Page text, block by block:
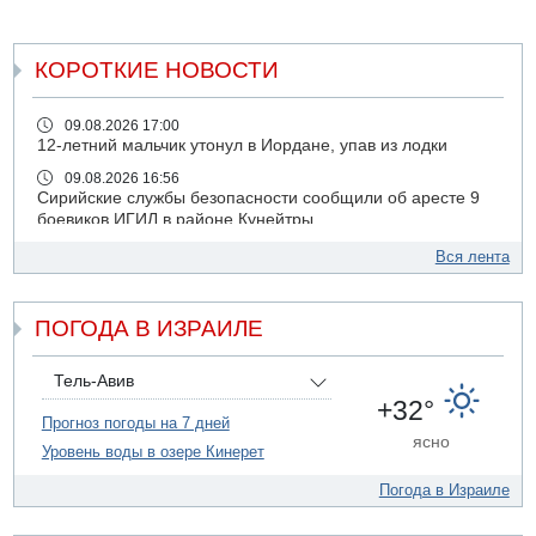
КОРОТКИЕ НОВОСТИ
09.08.2026 17:00
12-летний мальчик утонул в Иордане, упав из лодки
09.08.2026 16:56
Сирийские службы безопасности сообщили об аресте 9
боевиков ИГИЛ в районе Кунейтры
Прогноз погоды: с понедельника усиление жары в
09.08.2026 15:49
Хуситы сообщили об ударе дроном по саудовскому НПЗ
09.08.2026 14:43
Умер пятилетний ребенок, забытый в закрытой машине
в Лоде
Правительство переводит министерству обороны еще
Вся лента
ПОГОДА В ИЗРАИЛЕ
Тель-Авив
Прогноз погоды на 7 дней
Уровень воды в озере Кинерет
+32°
ясно
Погода в Израиле